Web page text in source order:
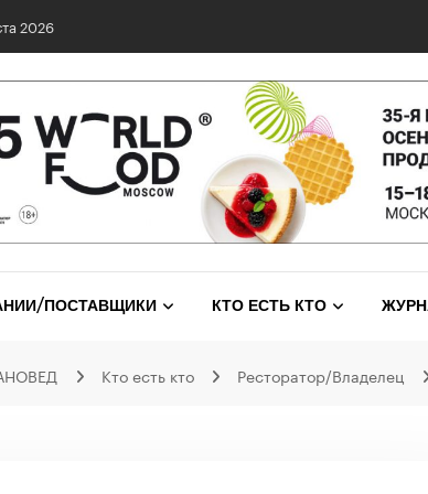
выявлены нарушения и названы лидеры исследования
ПОСТАВЩИКИ КТО ЕСТЬ КТО
Кто есть кто Ресторатор/Владелец